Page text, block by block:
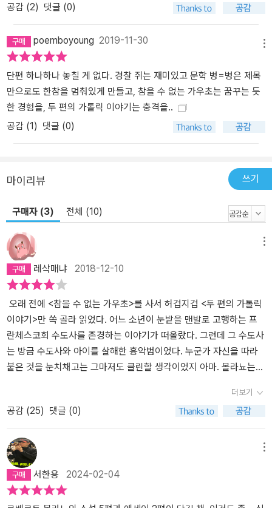
학+병=병」에서 볼라뇨는 보들레르와 말라르메의 시구를 상기하며
문학의 생명이 여행에 있음을 역설한다. 그에게 문학은 여행 그 자체
이다. 그러나 <공포의 오아시스>밖에 없는 현대 사회, 그 <권태의 사
막>에선 <여행하지 않는 편이 건강에 좋으며 움직이지 않는 편이, 집
밖으로 나가지 않는 편이, 겨울에는 따뜻하게 입고 있다가 여름이 오
면 목도리만 풀어 두는 편이> 건강에 이롭다. 그런데 볼라뇨의 말처
럼 우리 모두는 <숨을 쉬고 여행을 하고 있다>. 볼라뇨에게 삶과 문학
은 <새로운 것>을 찾아 떠나는 여행이다. 이것이 그의 문학 세계가 기
는 작가의 절망적 현실과 그로 인해 문학의 <소비자>로 전락한 독자
의 현실을 노골적으로 드러낸다는 점에서 문학에 대한 볼라뇨의 애착
공감 (2) 댓글 (0)
poemboyoung 2019-11-30
단편 하나하나 놓칠 게 없다. 경찰 쥐는 재미있고 문학 병=병은 제목
만으로도 한참을 멈춰있게 만들고, 참을 수 없는 가우초는 꿈꾸는 듯
한 경험을, 두 편의 가톨릭 이야기는 충격을..
공감 (1) 댓글 (0)
마이리뷰 쓰기
구매자 (3) 전체 (10)
레삭매냐 2018-12-10
오래 전에 <참을 수 없는 가우초>를 사서 허겁지겁 <두 편의 가톨릭
이야기>만 쏙 골라 읽었다. 어느 소년이 눈밭을 맨발로 고행하는 프
란체스코회 수도사를 존경하는 이야기가 떠올랐다. 그런데 그 수도사
는 방금 수도사와 아이를 살해한 흉악범이었다. 누군가 자신을 따라
붙은 것을 눈치채고는 그마저도 클린할 생각이었지 아마. 볼라뇨는
는 모양이다. 그건 나도 마찬가지다. 내가 볼라뇨를 읽는 이유는 많다.
그 중의 하나는 아마도 니힐리즘의 정수가 아닐까. 내가 절대 가볼 수
없는 팜파스의 광활한 대지를 누비는 전직 판사 아저씨의 이야기는
또 어떤가. 팜파스에 더 이상 말을 볼 수가 없다. 소 대신 팜파스의 주
인이 된 토끼를 덫으로 잡는 이야기는 생경하게 다가온다. 경제난과
인플레이션으로 그동안 애써 모은 자산이 종잇조각이 되자 판사는 쇠
락한 시골 농장을 찾아 가우초의 삶을 살려고 노력한다. 우리 식으로
더보기
공감 (25) 댓글 (0)
서한용 2024-02-04